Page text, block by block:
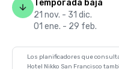
Temporada baja
21 nov. - 31 dic.
01 ene. - 29 feb.
Los planificadores que
Hotel Nikko San Francisco